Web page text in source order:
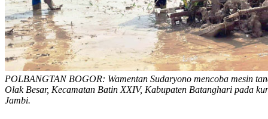
POLBANGTAN BOGOR: Wamentan Sudaryono mencoba mesin
Olak Besar, Kecamatan Batin XXIV, Kabupaten Batanghari pada
Jambi.